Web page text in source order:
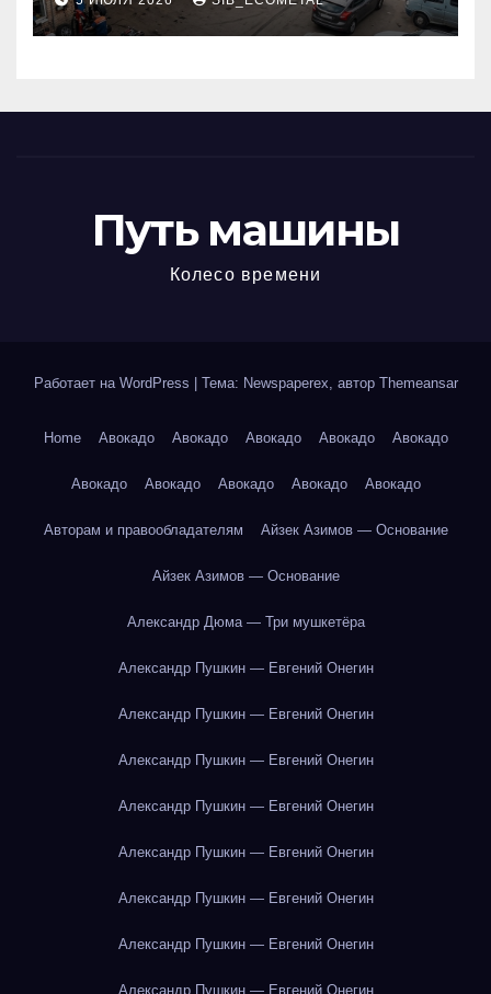
МКАД
Путь машины
Колесо времени
Работает на WordPress Тема: Newspaperex, автор Themeansar
Home Авокадо Авокадо Авокадо Авокадо Авокадо
Авокадо Авокадо Авокадо Авокадо Авокадо
Авторам и правообладателям Айзек Азимов — Основание
Айзек Азимов — Основание
Александр Дюма — Три мушкетёра
Александр Пушкин — Евгений Онегин
Александр Пушкин — Евгений Онегин
Александр Пушкин — Евгений Онегин
Александр Пушкин — Евгений Онегин
Александр Пушкин — Евгений Онегин
Александр Пушкин — Евгений Онегин
Александр Пушкин — Евгений Онегин
Александр Пушкин — Евгений Онегин